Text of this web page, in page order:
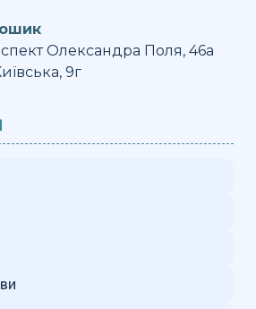
Олександра Поля, 46а
9г